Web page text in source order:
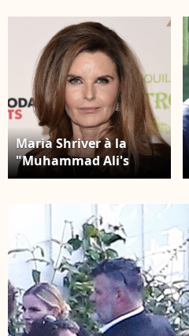
Maria Shriver à la
"Muhammad Ali's
Celebrity Fight Night
Desert Ridge Resort.
Phoenix, Arizona. Le 10
mars 2018.